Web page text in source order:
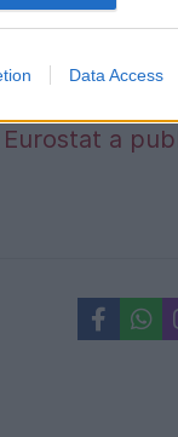
Data Access
vorbește
a